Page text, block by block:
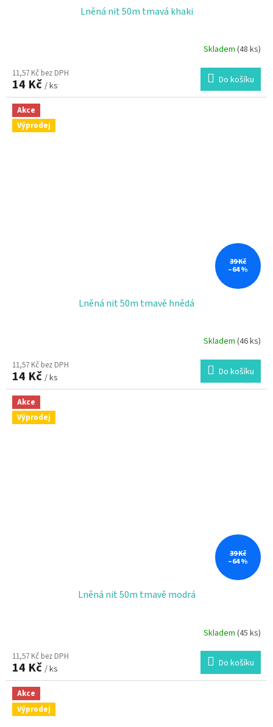
Lněná nit 50m tmavá khaki
Skladem (48 ks)
11,57 Kč bez DPH
14 Kč / ks Do košíku
Akce
Výprodej
39 Kč
–64 %
Lněná nit 50m tmavě hnědá
Skladem (46 ks)
11,57 Kč bez DPH
14 Kč / ks Do košíku
Akce
Výprodej
39 Kč
–64 %
Lněná nit 50m tmavě modrá
Skladem (45 ks)
11,57 Kč bez DPH
14 Kč / ks Do košíku
Akce
Výprodej